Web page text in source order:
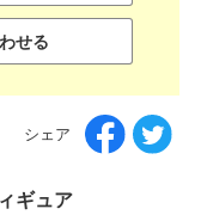
せる
シェア
ギュア